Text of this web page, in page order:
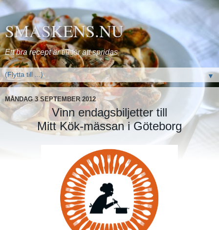
SMASKENS.NU
Ett bra recept är till för att spridas
▼
MÅNDAG 3 SEPTEMBER 2012
Vinn endagsbiljetter till
Mitt Kök-mässan i Göteborg